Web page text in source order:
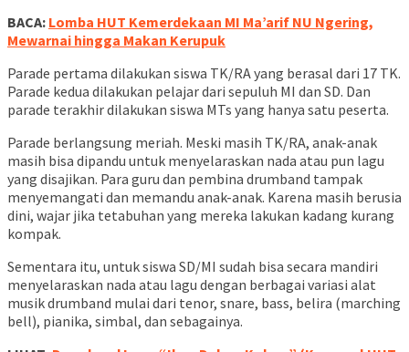
BACA: Lomba HUT Kemerdekaan MI Ma’arif NU Ngering,
Mewarnai hingga Makan Kerupuk
Parade pertama dilakukan siswa TK/RA yang berasal dari 17 TK.
Parade kedua dilakukan pelajar dari sepuluh MI dan SD. Dan
parade terakhir dilakukan siswa MTs yang hanya satu peserta.
Parade berlangsung meriah. Meski masih TK/RA, anak-anak
masih bisa dipandu untuk menyelaraskan nada atau pun lagu
yang disajikan. Para guru dan pembina drumband tampak
menyemangati dan memandu anak-anak. Karena masih berusia
dini, wajar jika tetabuhan yang mereka lakukan kadang kurang
kompak.
Sementara itu, untuk siswa SD/MI sudah bisa secara mandiri
menyelaraskan nada atau lagu dengan berbagai variasi alat
musik drumband mulai dari tenor, snare, bass, belira (marching
bell), pianika, simbal, dan sebagainya.